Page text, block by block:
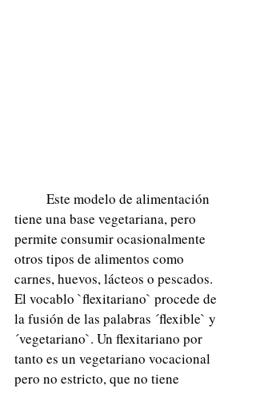
tiene una base vegetariana, pero
permite consumir ocasionalmente
otros tipos de alimentos como
carnes, huevos, lácteos o pescados.
El vocablo `flexitariano` procede de
la fusión de las palabras ´flexible` y
´vegetariano`. Un flexitariano por
tanto es un vegetariano vocacional
pero no estricto, que no tiene